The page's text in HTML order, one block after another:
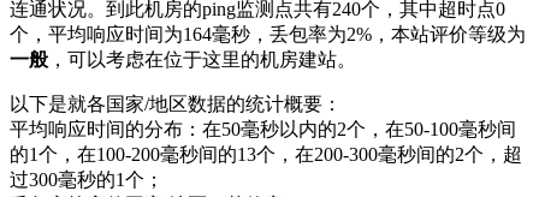
连通状况。到此机房的ping监测点共有240个，其中超时点0
个，平均响应时间为164毫秒，丢包率为2%，本站评价等级为
一般 ，可以考虑在位于这里的机房建站。
以下是就各国家/地区数据的统计概要：
平均响应时间的分布：在50毫秒以内的2个，在50-100毫秒间
的1个，在100-200毫秒间的13个，在200-300毫秒间的2个，超
过300毫秒的1个；